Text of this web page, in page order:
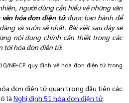
người dùng cần hiểu về những văn
hóa đơn điện tửđược ban hành để
và suôn sẻ nhất. Bài viết sau đây sẽ
nội dung chính cần thiết trong các
tới hóa đơn điện tử.
NĐ-CP quy định về hóa đơn điện tử trong
đơn điện tử quan trọng đầu tiên các
là Nghị định 51 hóa đơn điện tử.